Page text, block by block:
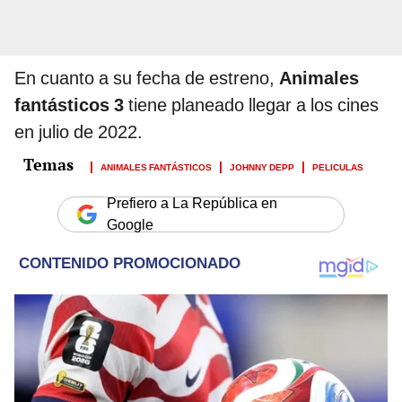
En cuanto a su fecha de estreno, Animales
fantásticos 3 tiene planeado llegar a los cines
en julio de 2022.
ANIMALES FANTÁSTICOS JOHNNY DEPP PELICULAS
Prefiero a La República en
Google